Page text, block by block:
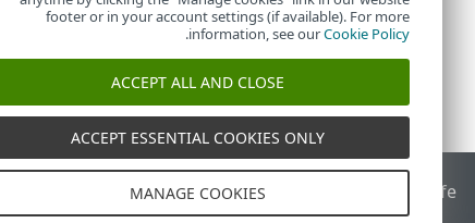
End of Life منتدى ESET ESET Status Portal
footer or in your account settings (if available). For more
information, see ourCookie Policy
.
ACCEPT ALL AND CLOSE
ACCEPT ESSENTIAL COOKIES ONLY
MANAGE COOKIES